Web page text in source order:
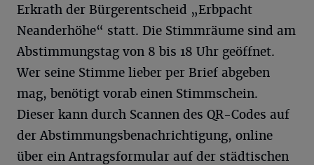
Erkrath der Bürgerentscheid „Erbpacht
Neanderhöhe“ statt. Die Stimmräume sind am
Abstimmungstag von 8 bis 18 Uhr geöffnet.
Wer seine Stimme lieber per Brief abgeben
mag, benötigt vorab einen Stimmschein.
Dieser kann durch Scannen des QR-Codes auf
der Abstimmungsbenachrichtigung, online
über ein Antragsformular auf der städtischen